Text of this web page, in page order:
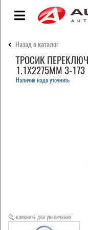
Назад в каталог
ТРОСИК
1.1Х2275ММ 3-173
Наличие надо уточнить
кликните для увеличения